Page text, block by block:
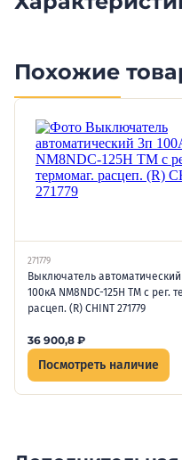
Похожие
271779
Выключатель
100кА NM8NDC-125H TM с рег.
расцеп. (R) CHINT 271779
36 900,8 ₽
Посмотреть наличие